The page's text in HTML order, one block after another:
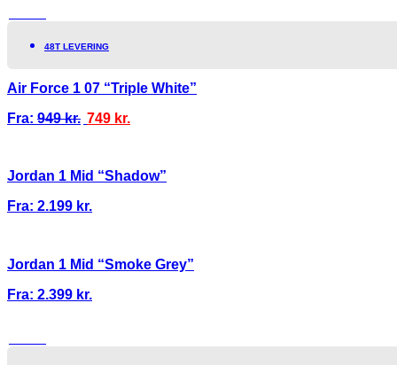
48T LEVERING
Air Force 1 07 “Triple White”
Fra: 949kr. 749 kr.
Jordan 1 Mid “Shadow”
Fra: 2.199 kr.
Jordan 1 Mid “Smoke Grey”
Fra: 2.399 kr.